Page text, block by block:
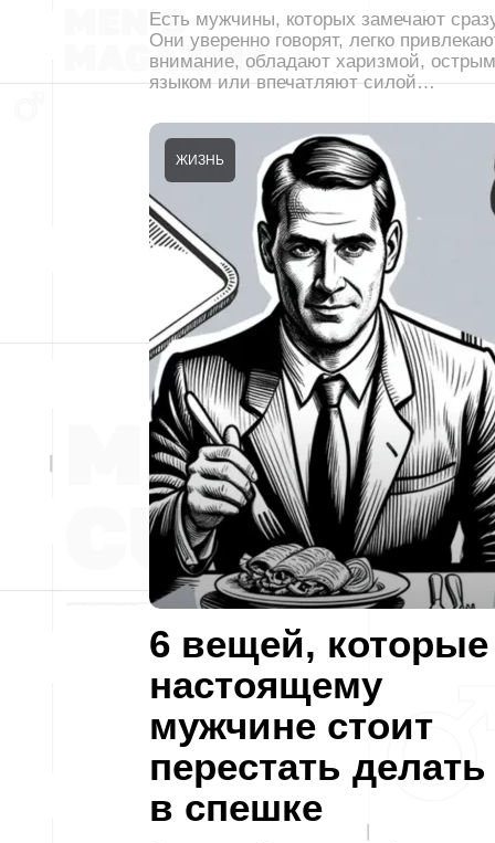
Есть мужчины, которых замечают
Они уверенно говорят, легко
внимание, обладают харизмой, острым
языком или впечатляют силой…
6 вещей, которые
настоящему
мужчине стоит
перестать делать
в спешке
ЖИЗНЬ